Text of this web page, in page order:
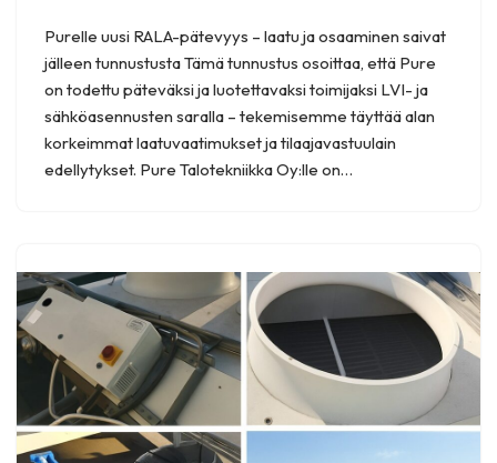
Purelle uusi RALA-pätevyys – laatu ja osaaminen saivat
jälleen tunnustusta Tämä tunnustus osoittaa, että Pure
on todettu päteväksi ja luotettavaksi toimijaksi LVI- ja
sähköasennusten saralla – tekemisemme täyttää alan
korkeimmat laatuvaatimukset ja tilaajavastuulain
edellytykset. Pure Talotekniikka Oy:lle on…